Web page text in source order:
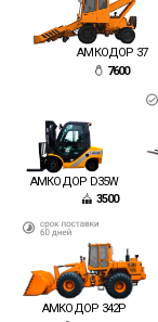
АМКОДОР 37
7600
АМКОДОР D35W
3500
АМКОДОР 342P